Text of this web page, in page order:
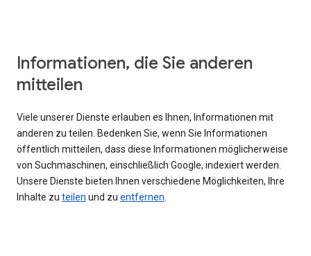
Informationen, die Sie anderen
mitteilen
Viele unserer Dienste erlauben es Ihnen, Informationen mit
anderen zu teilen. Bedenken Sie, wenn Sie Informationen
öffentlich mitteilen, dass diese Informationen möglicherweise
von Suchmaschinen, einschließlich Google, indexiert werden.
Unsere Dienste bieten Ihnen verschiedene Möglichkeiten, Ihre
Inhalte zu teilen und zu entfernen.